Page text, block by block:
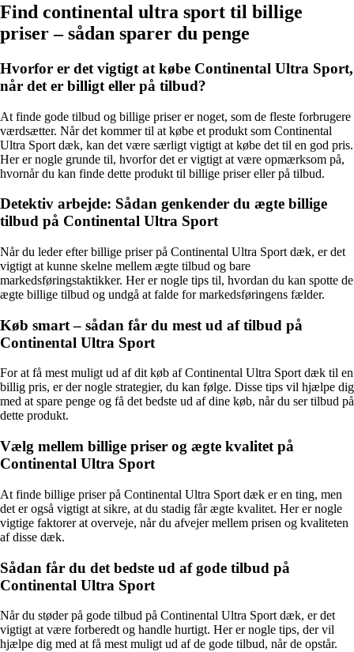
Find continental ultra sport til billige
priser – sådan sparer du penge
Hvorfor er det vigtigt at købe Continental Ultra Sport,
når det er billigt eller på tilbud?
At finde gode tilbud og billige priser er noget, som de fleste forbrugere
værdsætter. Når det kommer til at købe et produkt som Continental
Ultra Sport dæk, kan det være særligt vigtigt at købe det til en god pris.
Her er nogle grunde til, hvorfor det er vigtigt at være opmærksom på,
hvornår du kan finde dette produkt til billige priser eller på tilbud.
Detektiv arbejde: Sådan genkender du ægte billige
tilbud på Continental Ultra Sport
Når du leder efter billige priser på Continental Ultra Sport dæk, er det
vigtigt at kunne skelne mellem ægte tilbud og bare
markedsføringstaktikker. Her er nogle tips til, hvordan du kan spotte de
ægte billige tilbud og undgå at falde for markedsføringens fælder.
Køb smart – sådan får du mest ud af tilbud på
Continental Ultra Sport
For at få mest muligt ud af dit køb af Continental Ultra Sport dæk til en
billig pris, er der nogle strategier, du kan følge. Disse tips vil hjælpe dig
med at spare penge og få det bedste ud af dine køb, når du ser tilbud på
dette produkt.
Vælg mellem billige priser og ægte kvalitet på
Continental Ultra Sport
At finde billige priser på Continental Ultra Sport dæk er en ting, men
det er også vigtigt at sikre, at du stadig får ægte kvalitet. Her er nogle
vigtige faktorer at overveje, når du afvejer mellem prisen og kvaliteten
af disse dæk.
Sådan får du det bedste ud af gode tilbud på
Continental Ultra Sport
Når du støder på gode tilbud på Continental Ultra Sport dæk, er det
vigtigt at være forberedt og handle hurtigt. Her er nogle tips, der vil
hjælpe dig med at få mest muligt ud af de gode tilbud, når de opstår.